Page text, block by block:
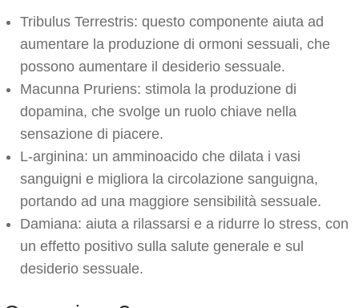
Tribulus Terrestris: questo componente aiuta ad
aumentare la produzione di ormoni sessuali, che
possono aumentare il desiderio sessuale.
Macunna Pruriens: stimola la produzione di
dopamina, che svolge un ruolo chiave nella
sensazione di piacere.
L-arginina: un amminoacido che dilata i vasi
sanguigni e migliora la circolazione sanguigna,
portando ad una maggiore sensibilità sessuale.
Damiana: aiuta a rilassarsi e a ridurre lo stress, con
un effetto positivo sulla salute generale e sul
desiderio sessuale.